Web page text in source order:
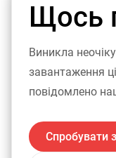
Щось
Виникла
завантаження
повідомлено
Спробувати